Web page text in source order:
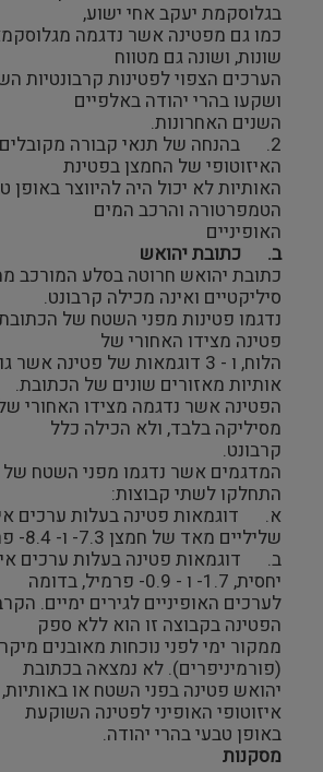
בגלוסקמת יעקב אחי ישוע,
כמו גם מפטינה אשר נדגמה
שונות, ושונה גם מטווח
הערכים הצפוי לפטינות קרבונטיות
ושקעו בהרי יהודה באלפיים
השנים האחרונות.
2. בהנחה של תנאי קבורה
האיזוטופי של החמצן בפטינת
האותיות לא יכול היה להיווצר באופן
הטמפרטורה והרכב המים
האופיניים
ב. כתובת יהואש
כתובת יהואש חרוטה בסלע המורכב
סיליקטיים ואינה מכילה קרבונט.
פטינה מצידו האחורי של
הלוח, ו - 3 דוגמאות של פטינה
אותיות מאזורים שונים של הכתובת.
הפטינה אשר נדגמה מצידו האחורי
מסיליקה בלבד, ולא הכילה כלל
קרבונט.
המדגמים אשר נדגמו מפני השטח
התחלקו לשתי קבוצות:
א. דוגמאות פטינה בעלות ערכים
שליליים מאד של חמצן 7.3- ו- 8.4- פרמיל.
ב. דוגמאות פטינה בעלות ערכים
יחסית, 1.7- ו - 0.9- פרמיל, בדומה
לערכים האופיניים לגירים ימיים.
הפטינה בקבוצה זו הוא ללא ספק
ממקור ימי לפני נוכחות מאובנים
(פורמיניפרים). לא נמצאה בכתובת
יהואש פטינה בפני השטח או
איזוטופי האופיני לפטינה השוקעת
באופן טבעי בהרי יהודה.
מסקנות